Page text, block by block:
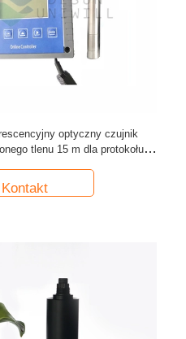
optyczny czujnik
tlenu 15 m dla protokołu
Kontakt